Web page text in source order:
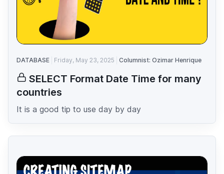
DATABASE Friday, May 23, 2025 Columnist: Ozimar Henrique
SELECT Format Date Time for many
countries
It is a good tip to use day by day